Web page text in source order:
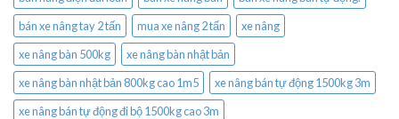
bán xe nâng tay 2 tấn
mua xe nâng 2 tấn
xe nâng
xe nâng bàn 500kg
xe nâng bàn nhật bản
xe nâng bàn nhật bản 800kg cao 1m5
xe nâng bán tự động 1500kg 3m
xe nâng bán tự động đi bộ 1500kg cao 3m